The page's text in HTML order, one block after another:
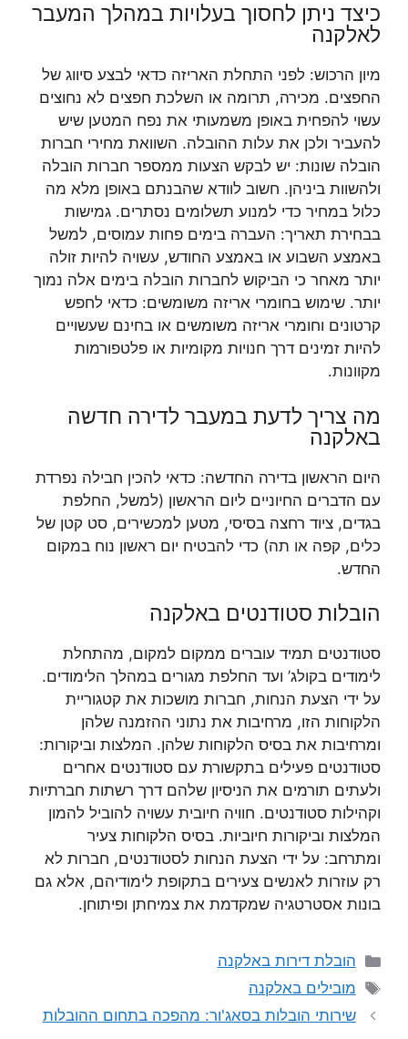
כיצד ניתן לחסוך בעלויות במהלך המעבר
לאלקנה
מיון הרכוש: לפני התחלת האריזה כדאי לבצע סיווג של
החפצים. מכירה, תרומה או השלכת חפצים לא נחוצים
עשוי להפחית באופן משמעותי את נפח המטען שיש
להעביר ולכן את עלות ההובלה. השוואת מחירי חברות
הובלה שונות: יש לבקש הצעות ממספר חברות הובלה
ולהשוות ביניהן. חשוב לוודא שהבנתם באופן מלא מה
כלול במחיר כדי למנוע תשלומים נסתרים. גמישות
בבחירת תאריך: העברה בימים פחות עמוסים, למשל
באמצע השבוע או באמצע החודש, עשויה להיות זולה
יותר מאחר כי הביקוש לחברות הובלה בימים אלה נמוך
יותר. שימוש בחומרי אריזה משומשים: כדאי לחפש
קרטונים וחומרי אריזה משומשים או בחינם שעשויים
להיות זמינים דרך חנויות מקומיות או פלטפורמות
מקוונות.
מה צריך לדעת במעבר לדירה חדשה
באלקנה
היום הראשון בדירה החדשה: כדאי להכין חבילה נפרדת
עם הדברים החיוניים ליום הראשון (למשל, החלפת
בגדים, ציוד רחצה בסיסי, מטען למכשירים, סט קטן של
כלים, קפה או תה) כדי להבטיח יום ראשון נוח במקום
החדש.
הובלות סטודנטים באלקנה
סטודנטים תמיד עוברים ממקום למקום, מהתחלת
לימודים בקולג’ ועד החלפת מגורים במהלך הלימודים.
על ידי הצעת הנחות, חברות מושכות את קטגוריית
הלקוחות הזו, מרחיבות את נתוני ההזמנה שלהן
ומרחיבות את בסיס הלקוחות שלהן. המלצות וביקורות:
סטודנטים פעילים בתקשורת עם סטודנטים אחרים
ולעתים תורמים את הניסיון שלהם דרך רשתות חברתיות
וקהילות סטודנטים. חוויה חיובית עשויה להוביל להמון
המלצות וביקורות חיוביות. בסיס הלקוחות צעיר
ומתרחב: על ידי הצעת הנחות לסטודנטים, חברות לא
רק עוזרות לאנשים צעירים בתקופת לימודיהם, אלא גם
בונות אסטרטגיה שמקדמת את צמיחתן ופיתוחן.
קטגוריות
הובלת דירות באלקנה
תגיות
מובילים באלקנה
שירותי הובלות בסאג'ור: מהפכה בתחום ההובלות